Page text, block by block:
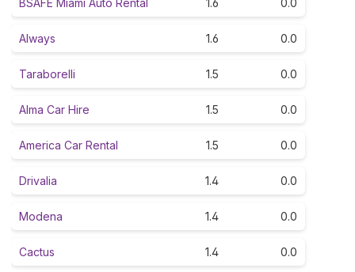
Always 1.6 0.0
Taraborelli 1.5 0.0
Alma Car Hire 1.5 0.0
America Car Rental 1.5 0.0
Drivalia 1.4 0.0
Modena 1.4 0.0
Cactus 1.4 0.0